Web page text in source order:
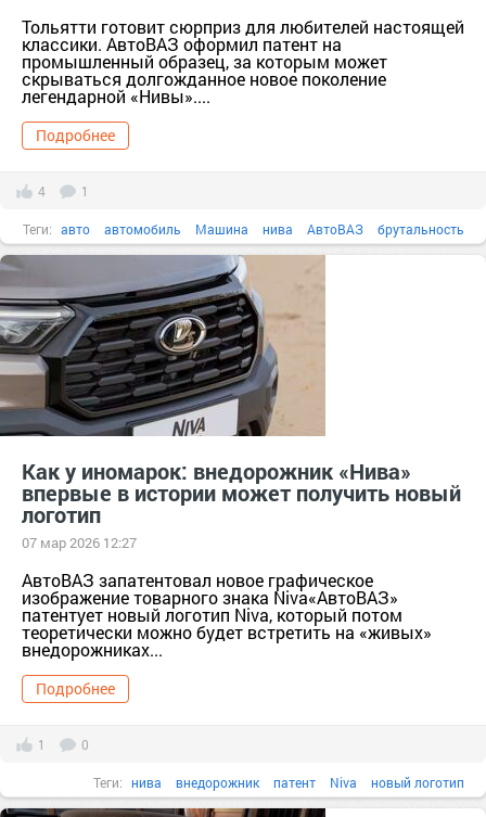
Тольятти готовит сюрприз для любителей настоящей
классики. АвтоВАЗ оформил патент на
промышленный образец, за которым может
скрываться долгожданное новое поколение
легендарной «Нивы»....
Подробнее
4 1
Теги: авто автомобиль Машина нива АвтоВАЗ брутальность
Как у иномарок: внедорожник «Нива»
впервые в истории может получить новый
логотип
07 мар 2026 12:27
АвтоВАЗ запатентовал новое графическое
изображение товарного знака Niva«АвтоВАЗ»
патентует новый логотип Niva, который потом
теоретически можно будет встретить на «живых»
внедорожниках...
Подробнее
1 0
Теги: нива внедорожник патент Niva новый логотип